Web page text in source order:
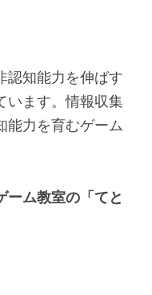
認知能力を伸ばす
います。情報収集
能力を育むゲーム
ーム教室の「てと